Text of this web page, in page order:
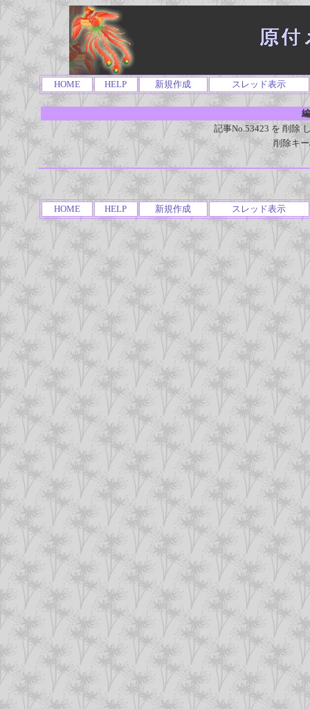
HOME HELP 新規作成 スレッド表示
記事No.53423 を 削除
削除キ
HOME HELP 新規作成 スレッド表示